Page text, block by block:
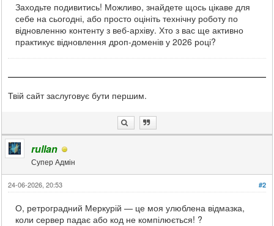
Заходьте подивитись! Можливо, знайдете щось цікаве для
себе на сьогодні, або просто оцініть технічну роботу по
відновленню контенту з веб-архіву. Хто з вас ще активно
практикує відновлення дроп-доменів у 2026 році?
Твій сайт заслуговує бути першим.
rullan
Супер Адмін
#2
24-06-2026, 20:53
О, ретроградний Меркурій — це моя улюблена відмазка,
коли сервер падає або код не компілюється! ?